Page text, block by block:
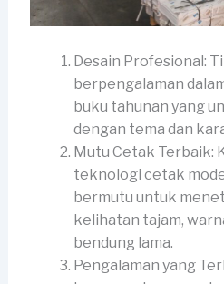
Desain Profesional:
berpengalaman
buku tahunan yang
dengan tema dan
Mutu Cetak Terbaik:
teknologi cetak
bermutu untuk
kelihatan tajam,
bendung lama.
Pengalaman yang